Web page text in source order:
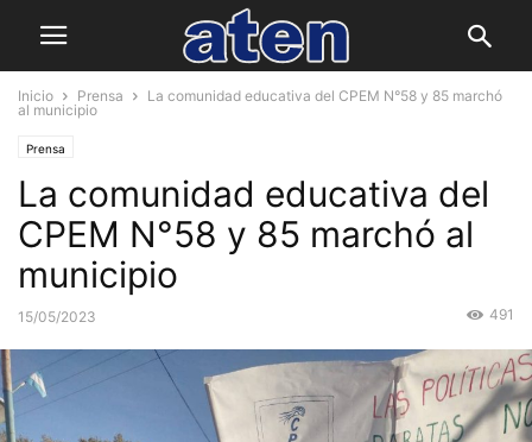
Inicio Prensa
La comunidad educativa del CPEM N°58 y 85 marchó
al municipio
Prensa
La comunidad educativa del
CPEM N°58 y 85 marchó al
municipio
15/05/2023 491